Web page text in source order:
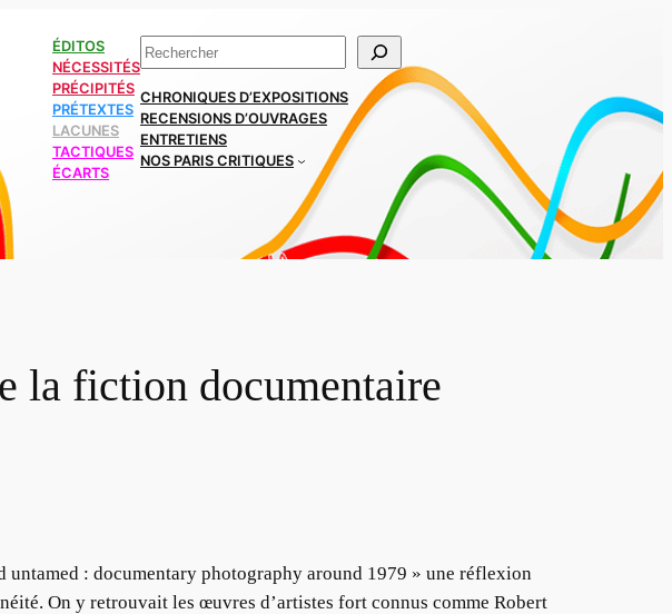
ÉDITOS
NÉCESSITÉS
PRÉCIPITÉS
PRÉTEXTES
LACUNES
TACTIQUES
ÉCARTS
Rechercher
CHRONIQUES D’EXPOSITIONS
RECENSIONS D’OUVRAGES
ENTRETIENS
NOS PARIS CRITIQUES
la fiction documentaire
: documentary photography around 1979 » une réflexion
On y retrouvait les œuvres d’artistes fort connus comme Robert